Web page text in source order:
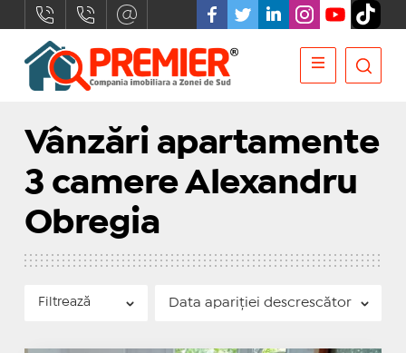
Vânzări apartamente
3 camere Alexandru
Obregia
Filtrează